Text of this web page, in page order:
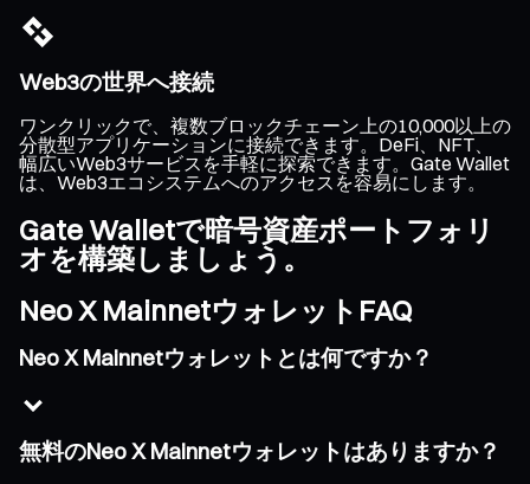
Web3の世界へ接続
ワンクリックで、複数ブロックチェーン上の10,000以上の
分散型アプリケーションに接続できます。DeFi、NFT、
幅広いWeb3サービスを手軽に探索できます。Gate Wallet
は、Web3エコシステムへのアクセスを容易にします。
Gate Walletで暗号資産ポートフォリ
オを構築しましょう。
Neo X MainnetウォレットFAQ
Neo X Mainnetウォレットとは何ですか？
無料のNeo X Mainnetウォレットはありますか？